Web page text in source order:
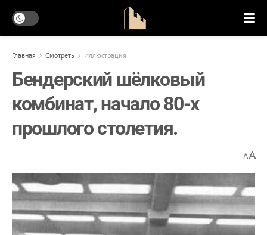
Главная Смотреть Иллюстрация
Бендерский шёлковый
комбинат, начало 80-х
прошлого столетия.
AA